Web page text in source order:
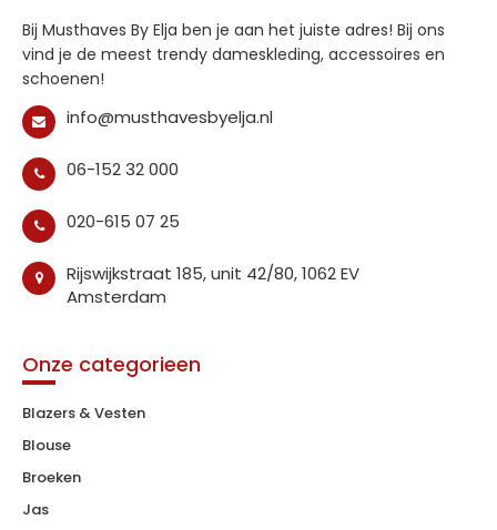
Bij Musthaves By Elja ben je aan het juiste adres! Bij ons
vind je de meest trendy dameskleding, accessoires en
schoenen!
info@musthavesbyelja.nl
06-152 32 000
020-615 07 25
Rijswijkstraat 185, unit 42/80, 1062 EV
Amsterdam
Onze categorieen
Blazers & Vesten
Blouse
Broeken
Jas